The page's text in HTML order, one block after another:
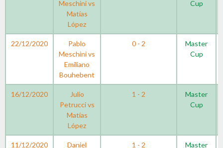
Meschini vs
Matías
López
Cup
22/12/2020
Pablo
Meschini vs
Emiliano
Bouhebent
0 - 2
Master
Cup
16/12/2020
Julio
Petrucci vs
Matías
López
1 - 2
Master
Cup
11/12/2020
Daniel
1 - 2
Master